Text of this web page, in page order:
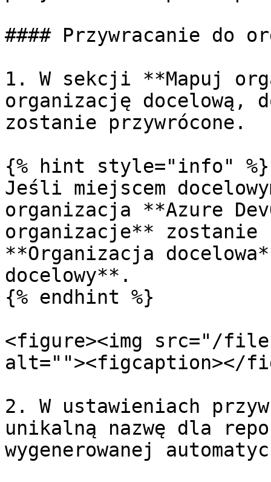
#### Przywracanie do
1. W sekcji **Mapuj
organizację docelową,
zostanie przywrócone.
{% hint style="info" %}
Jeśli miejscem
organizacja **Azure
organizacje** zostanie
**Organizacja
docelowy**.
{% endhint %}
<figure><img src="/files/
alt=""><figcaption></
2. W ustawieniach
unikalną nazwę dla
wygenerowanej